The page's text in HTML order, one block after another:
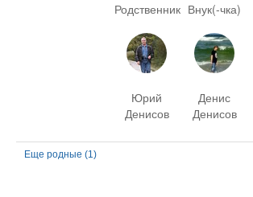
Родственник
Юрий
Денисов
Внук(-чка)
Денис
Денисов
Еще родные (1)